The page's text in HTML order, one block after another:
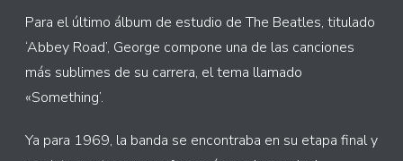
Para el último álbum de estudio de The Beatles, titulado
‘Abbey Road’, George compone una de las canciones
más sublimes de su carrera, el tema llamado
«Something’.
Ya para 1969, la banda se encontraba en su etapa final y